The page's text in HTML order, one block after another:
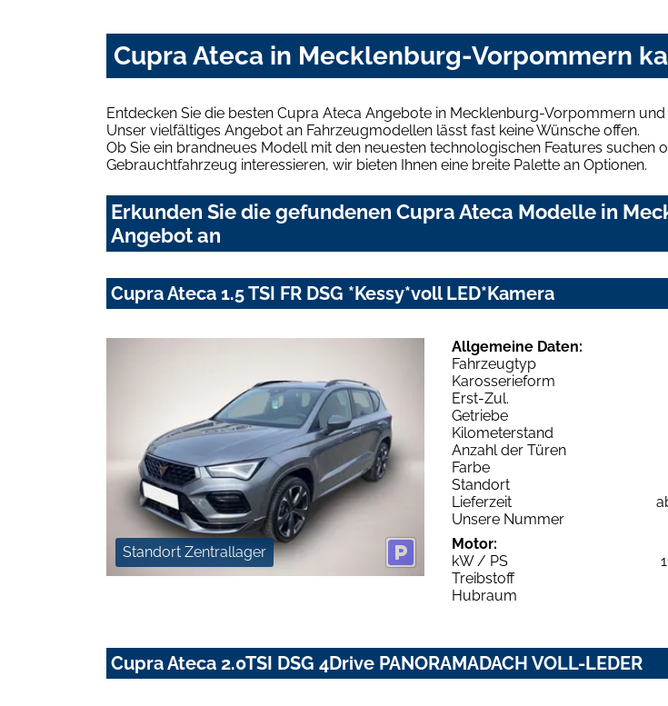
Cupra Ateca in Mecklenburg-Vorpommern
Entdecken Sie die besten Cupra Ateca Angebote in Mecklenburg-Vorpommern
Unser vielfältiges Angebot an Fahrzeugmodellen lässt fast keine Wünsche offen.
Ob Sie ein brandneues Modell mit den neuesten technologischen Features
Gebrauchtfahrzeug interessieren, wir bieten Ihnen eine breite Palette an Optionen.
Erkunden Sie die gefundenen Cupra Ateca Modelle in
Angebot an
Cupra Ateca 1.5 TSI FR DSG *Kessy*voll LED*Kamera
Standort Zentrallager
Allgemeine Daten:
Fahrzeugtyp
Karosserieform
Erst-Zul.
Getriebe
Kilometerstand
Anzahl der Türen
Farbe
Standort
Lieferzeit
Unsere Nummer
Motor:
kW / PS
Treibstoff
Hubraum
Cupra Ateca 2.0TSI DSG 4Drive PANORAMADACH VOLL-LEDER